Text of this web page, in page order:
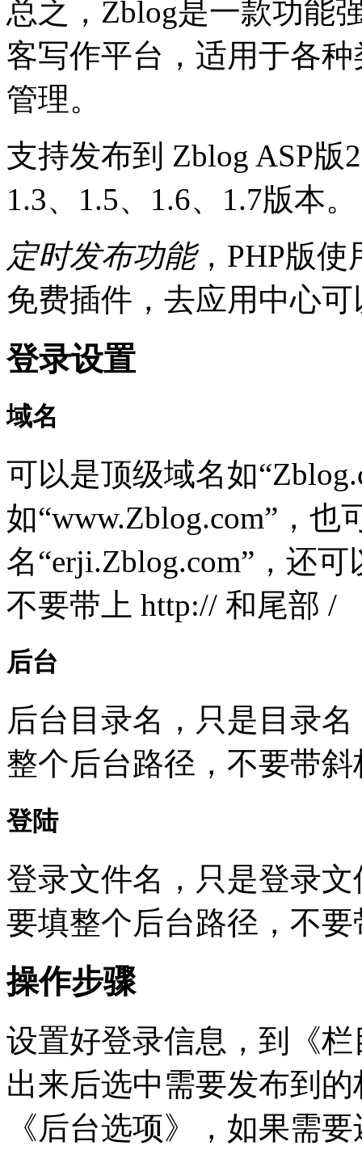
总之，Zblog是一款功能
客写作平台，适用于各
管理。
支持发布到 Zblog ASP版
1.3、1.5、1.6、1.7版本。
定时发布功能，PHP版
免费插件，去应用中心
登录设置
域名
可以是顶级域名如
如“www.Zblog.com”，也
名“erji.Zblog.com”，还
不要带上 http:// 和尾部 /
后台
后台目录名，只是目录
整个后台路径，不要带斜
登陆
登录文件名，只是登录
要填整个后台路径，不
操作步骤
设置好登录信息，到《
出来后选中需要发布到
《后台选项》，如果需